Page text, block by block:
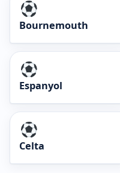
Bournemouth
Espanyol
Celta